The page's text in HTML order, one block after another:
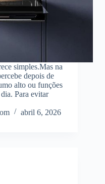
simples.Mas na
depois de
alto ou funções
Para evitar
abril 6, 2026